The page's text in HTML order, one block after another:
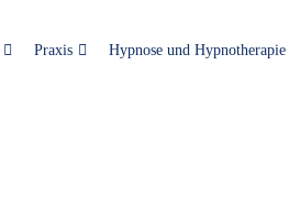
Praxis Hypnose und Hypnotherapie